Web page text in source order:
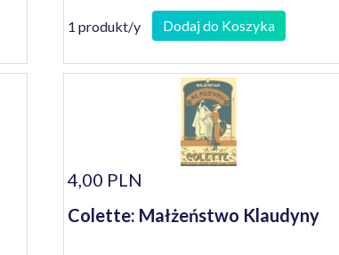
1 produkt/y Dodaj do Koszyka
4,00 PLN
Colette: Małżeństwo Klaudyny